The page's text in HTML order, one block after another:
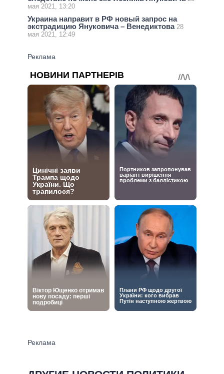
мая 2021, 13:20
Украина направит в РФ новый запрос на
экстрадицию Януковича – Венедиктова 28
мая 2021, 12:49